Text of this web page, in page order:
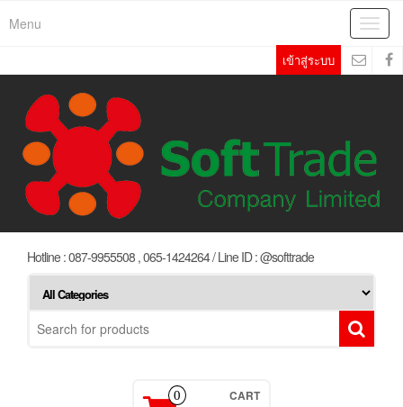
Menu
เข้าสู่ระบบ
Hotline : 087-9955508 , 065-1424264 / Line ID : @softtrade
0 CART